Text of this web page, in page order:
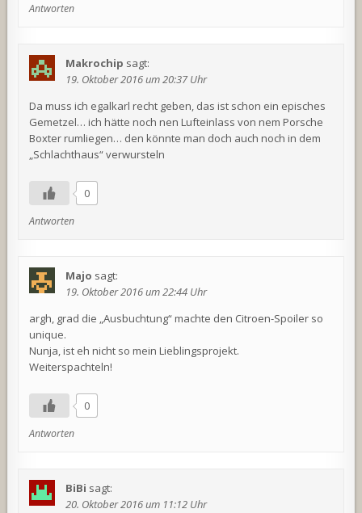
Antworten
Makrochip sagt:
19. Oktober 2016 um 20:37 Uhr
Da muss ich egalkarl recht geben, das ist schon ein episches
Gemetzel… ich hätte noch nen Lufteinlass von nem Porsche
Boxter rumliegen… den könnte man doch auch noch in dem
„Schlachthaus“ verwursteln
0
Antworten
Majo sagt:
19. Oktober 2016 um 22:44 Uhr
argh, grad die „Ausbuchtung“ machte den Citroen-Spoiler so
unique.
Nunja, ist eh nicht so mein Lieblingsprojekt.
Weiterspachteln!
0
Antworten
BiBi sagt:
20. Oktober 2016 um 11:12 Uhr